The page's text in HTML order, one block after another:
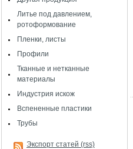
Литье под давлением,
ротоформование
Пленки, листы
Профили
Тканные и нетканные
материалы
Индустрия искож
Вспененные пластики
Трубы
Экспорт статей (rss)